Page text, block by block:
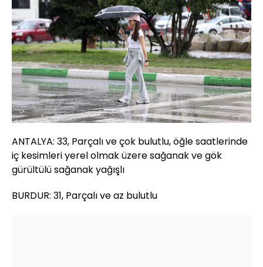
ANTALYA: 33, Parçalı ve çok bulutlu, öğle saatlerinde
iç kesimleri yerel olmak üzere sağanak ve gök
gürültülü sağanak yağışlı
BURDUR: 31, Parçalı ve az bulutlu